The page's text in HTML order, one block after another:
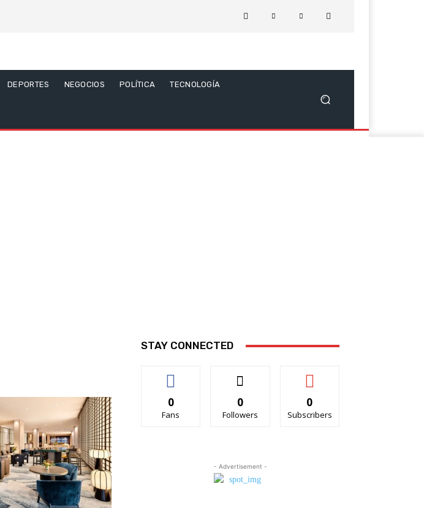
DEPORTES NEGOCIOS POLÍTICA TECNOLOGÍA
STAY CONNECTED
0
Fans
0
Followers
0
Subscribers
- Advertisement -